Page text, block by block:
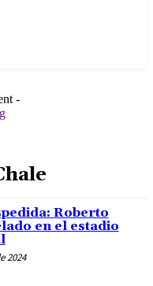
-
Roberto
en el estadio
2024